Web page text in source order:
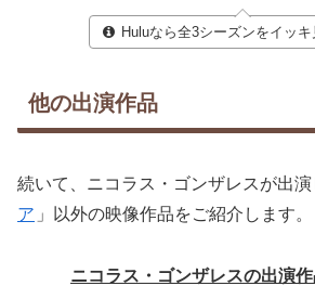
Huluなら全3シーズンをイッキ
他の出演作品
続いて、ニコラス・ゴンザレスが出演
ア 」以外の映像作品をご紹介します。
ニコラス・ゴンザレスの出演